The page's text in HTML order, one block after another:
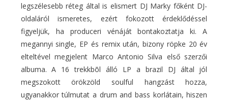
legszélesebb réteg által is elismert DJ Marky főként DJ-
oldaláról ismeretes, ezért fokozott érdeklődéssel
figyeljük, ha produceri vénáját bontakoztatja ki. A
megannyi single, EP és remix után, bizony röpke 20 év
elteltével megjelent Marco Antonio Silva első szerzői
albuma. A 16 trekkbõl álló LP a brazil DJ által jól
megszokott örökzöld soulful hangzást hozza,
ugyanakkor túlmutat a drum and bass korlátain, hiszen